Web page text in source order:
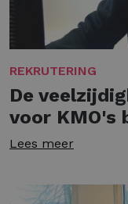
REKRUTERING
De
voor KMO's
Lees meer